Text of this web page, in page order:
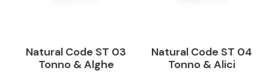
Natural Code ST 03
Tonno & Alghe
Natural Code ST 04
Tonno & Alici